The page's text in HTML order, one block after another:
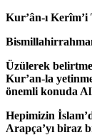
Kur’ân-ı
Üzülerek
Kur’an-la
önemli konuda
Hepimizin
Arapça’yı biraz